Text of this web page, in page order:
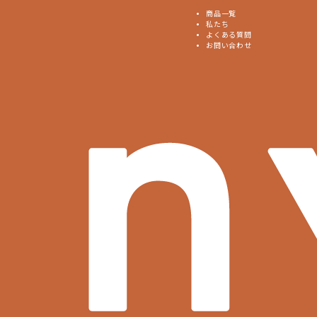
商品一覧
私たち
よくある質問
お問い合わせ